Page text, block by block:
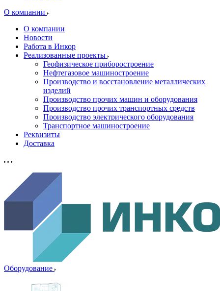
О компании
О компании
Новости
Работа в Инкор
Реализованные проекты
Геофизическое приборостроение
Нефтегазовое машиностроение
Производство и восстановление металлических
изделий
Производство прочих машин и оборудования
Производство прочих транспортных средств
Производство электрического оборудования
Транспортное машиностроение
Реквизиты
Доставка
Оборудование